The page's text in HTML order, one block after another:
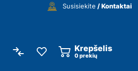
Susisiekite / Kontaktai
Krepšelis
0prekių